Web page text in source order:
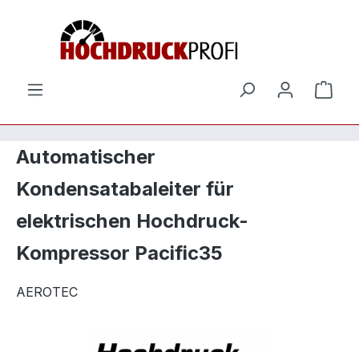
Zum Hauptinhalt springen
Automatischer
Kondensatabaleiter für
elektrischen Hochdruck-
Kompressor Pacific35
AEROTEC
Bildergalerie überspringen